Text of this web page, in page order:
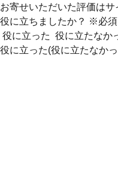
お寄せいただいた評価はサ
役に立ちましたか？ ※必須
役に立った 役に立たなか
役に立った(役に立たなか